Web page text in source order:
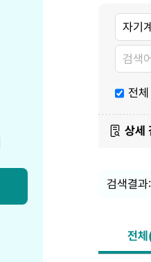
대
분
류
중
분
류
소
분
류
검
색
검
색
내
용 전체
상세
검색결
전